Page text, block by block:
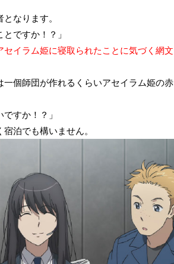
なります。
とですか！？」
セイラム姫に寝取られたことに気づく網
一個師団が作れるくらいアセイラム姫の
すか！？」
泊でも構いません。